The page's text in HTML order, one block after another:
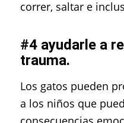
correr, saltar e
#4 ayudarle a
trauma.
Los gatos pueden
a los niños que